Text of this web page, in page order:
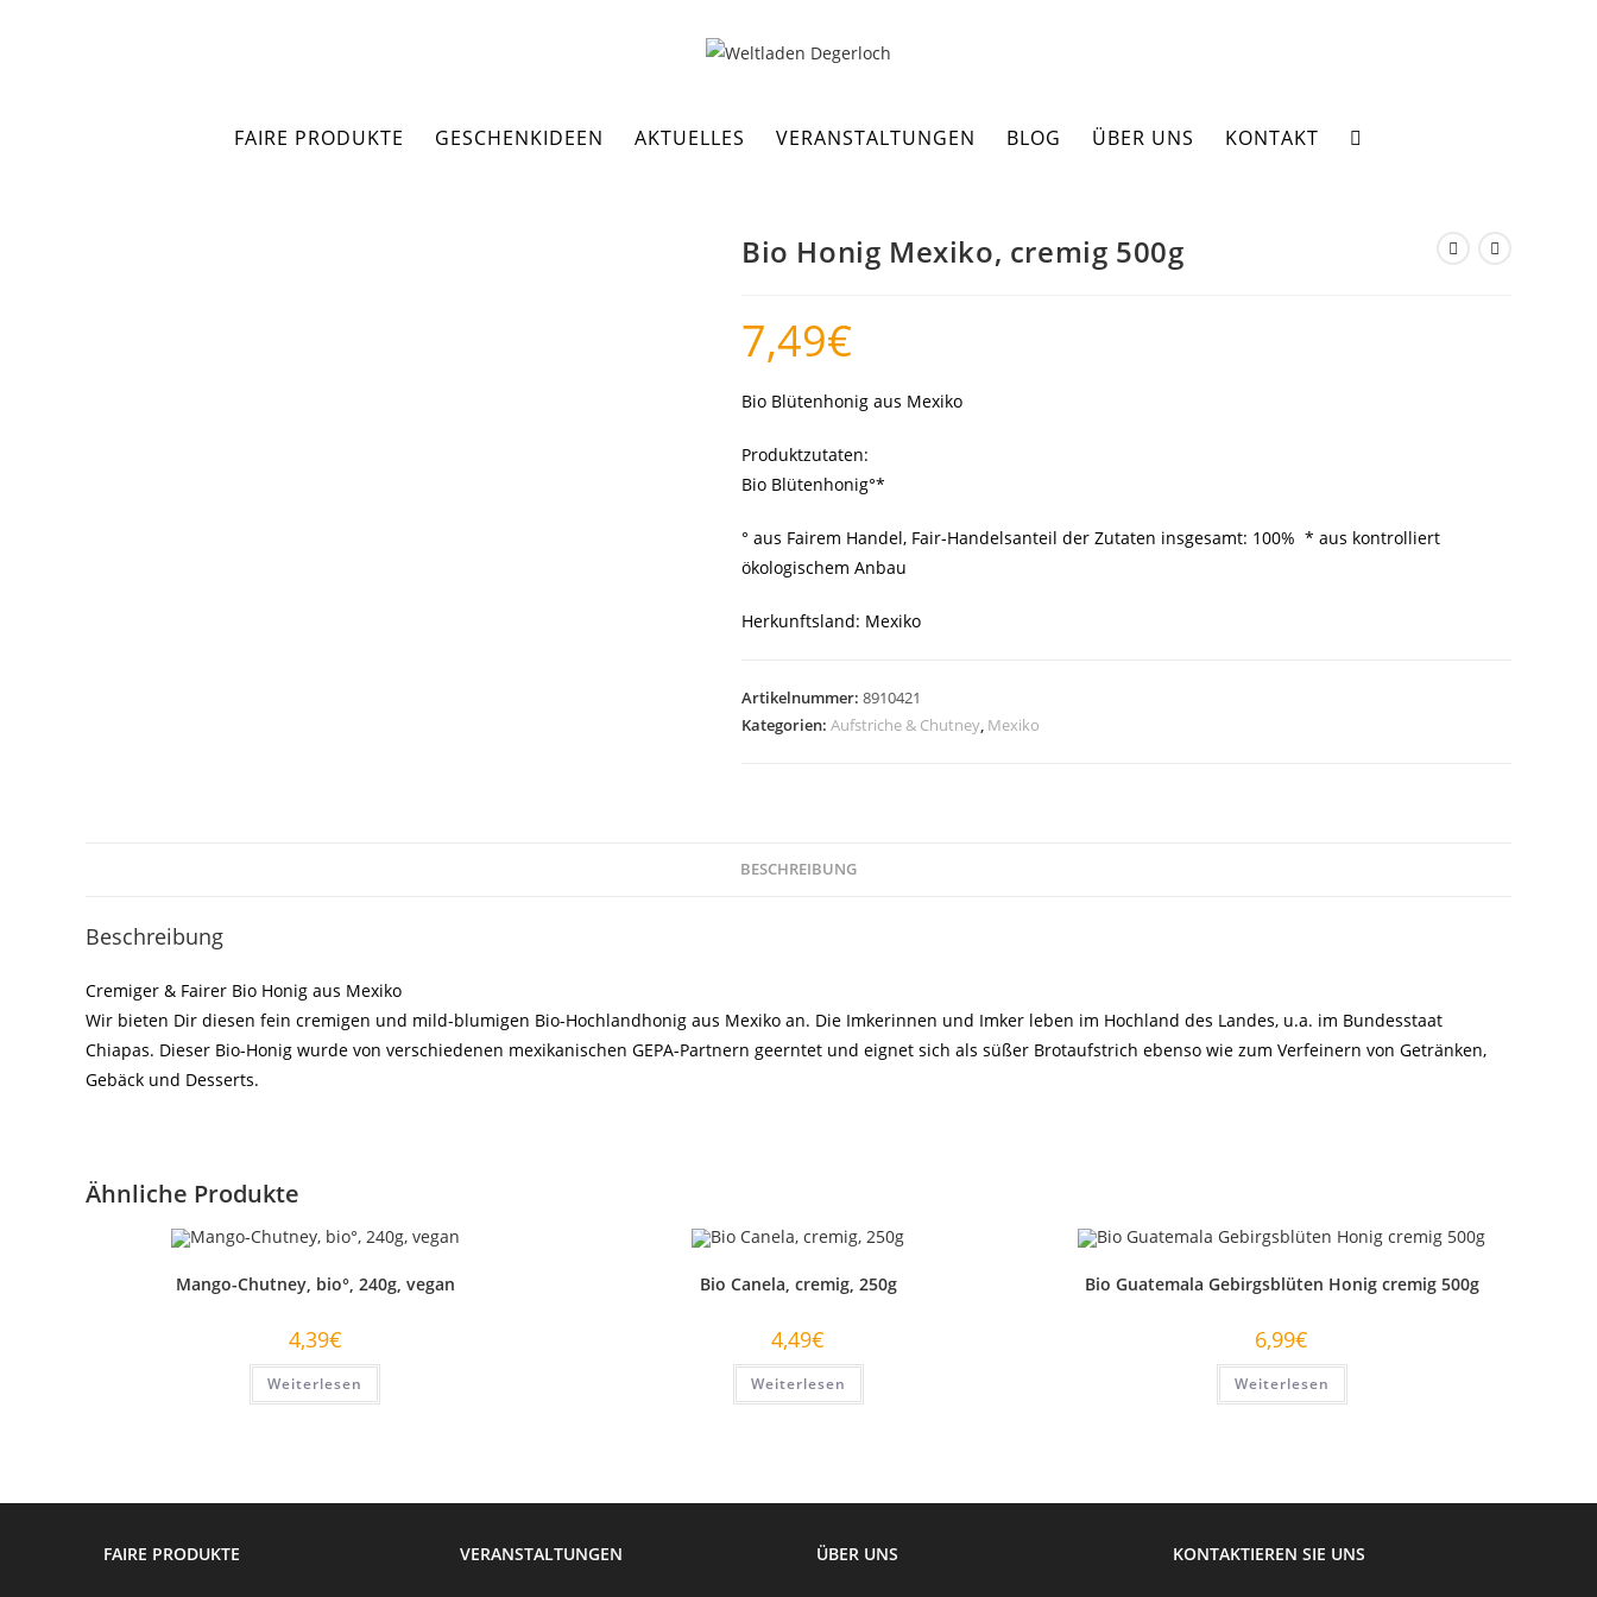
FAIRE PRODUKTE GESCHENKIDEEN AKTUELLES VERANSTALTUNGEN BLOG ÜBER UNS KONTAKT WEBSITE-
Bio Honig Mexiko, cremig 500g
7,49€
Bio Blütenhonig aus Mexiko
Produktzutaten:
Bio Blütenhonig°*
° aus Fairem Handel, Fair-Handelsanteil der Zutaten insgesamt: 100% * aus kontrolliert
ökologischem Anbau
Herkunftsland: Mexiko
Artikelnummer: 8910421
Kategorien: Aufstriche & Chutney, Mexiko
BESCHREIBUNG
Beschreibung
Cremiger & Fairer Bio Honig aus Mexiko
Wir bieten Dir diesen fein cremigen und mild-blumigen Bio-Hochlandhonig aus Mexiko an. Die Imkerinnen und Imker leben im Hochland des Landes, u.a. im Bundesstaat
Chiapas. Dieser Bio-Honig wurde von verschiedenen mexikanischen GEPA-Partnern geerntet und eignet sich als süßer Brotaufstrich ebenso wie zum Verfeinern von Getränken,
Gebäck und Desserts.
Ähnliche Produkte
Mango-Chutney, bio°, 240g, vegan
4,39€
Weiterlesen
Bio Canela, cremig, 250g
4,49€
Weiterlesen
Bio Guatemala Gebirgsblüten Honig cremig 500g
6,99€
Weiterlesen
FAIRE PRODUKTE VERANSTALTUNGEN ÜBER UNS KONTAKTIEREN SIE UNS